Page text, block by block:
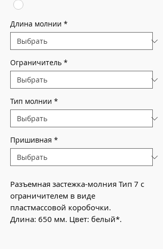
Длина молнии *
Ограничитель *
Тип молнии *
Пришивная *
Разъемная застежка-молния Тип 7 с
ограничителем в виде
пластмассовой коробочки.
Длина: 650 мм. Цвет: белый*.